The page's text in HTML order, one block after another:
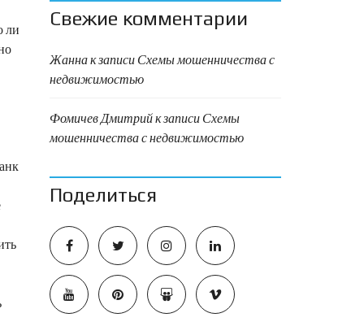
ли
Свежие комментарии
Жаннак записи Схемы мошенничества с
недвижимостью
Фомичев Дмитрийк записи Схемы
мошенничества с недвижимостью
Поделиться